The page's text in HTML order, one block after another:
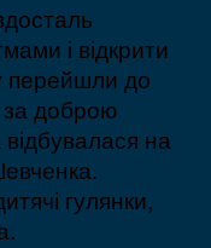
і відкрити
перейшли до
за доброю
на
гулянки,